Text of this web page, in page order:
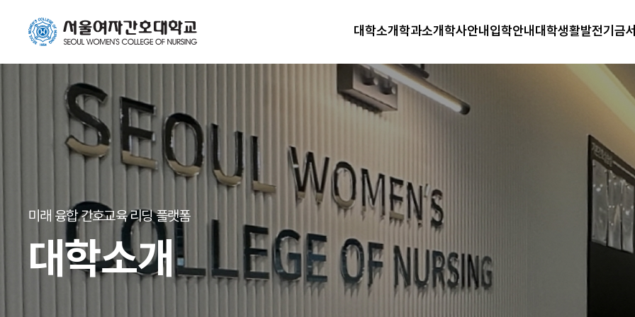
대학소개학과소개학사안내입학안내대학생활발전기금
미래 융합 간호교육 리딩 플랫폼
대학소개